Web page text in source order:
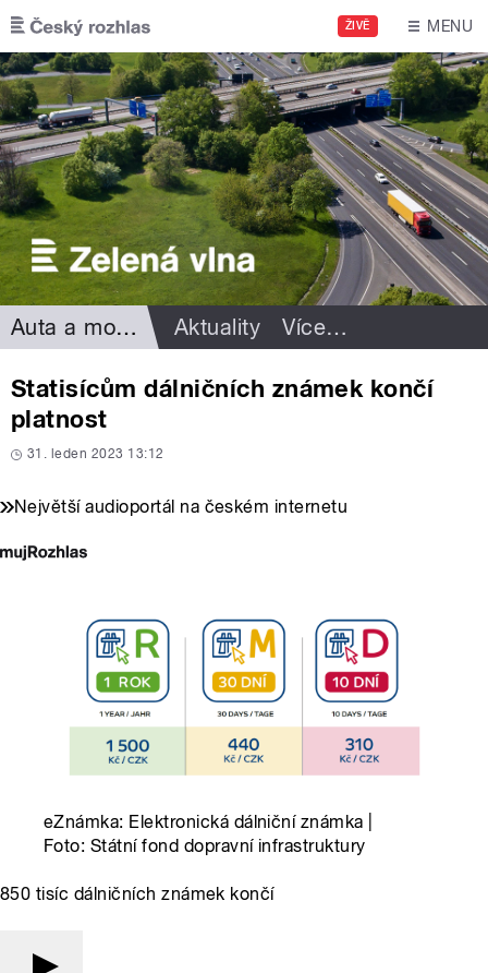
Přejít k hlavnímu obsahu
ŽIVĚ MENU
Auta a motorismus Aktuality Více…
Statisícům dálničních známek končí
platnost
31. leden 2023 13:12
Největší audioportál na českém internetu
eZnámka: Elektronická dálniční známka |
Foto: Státní fond dopravní infrastruktury
850 tisíc dálničních známek končí